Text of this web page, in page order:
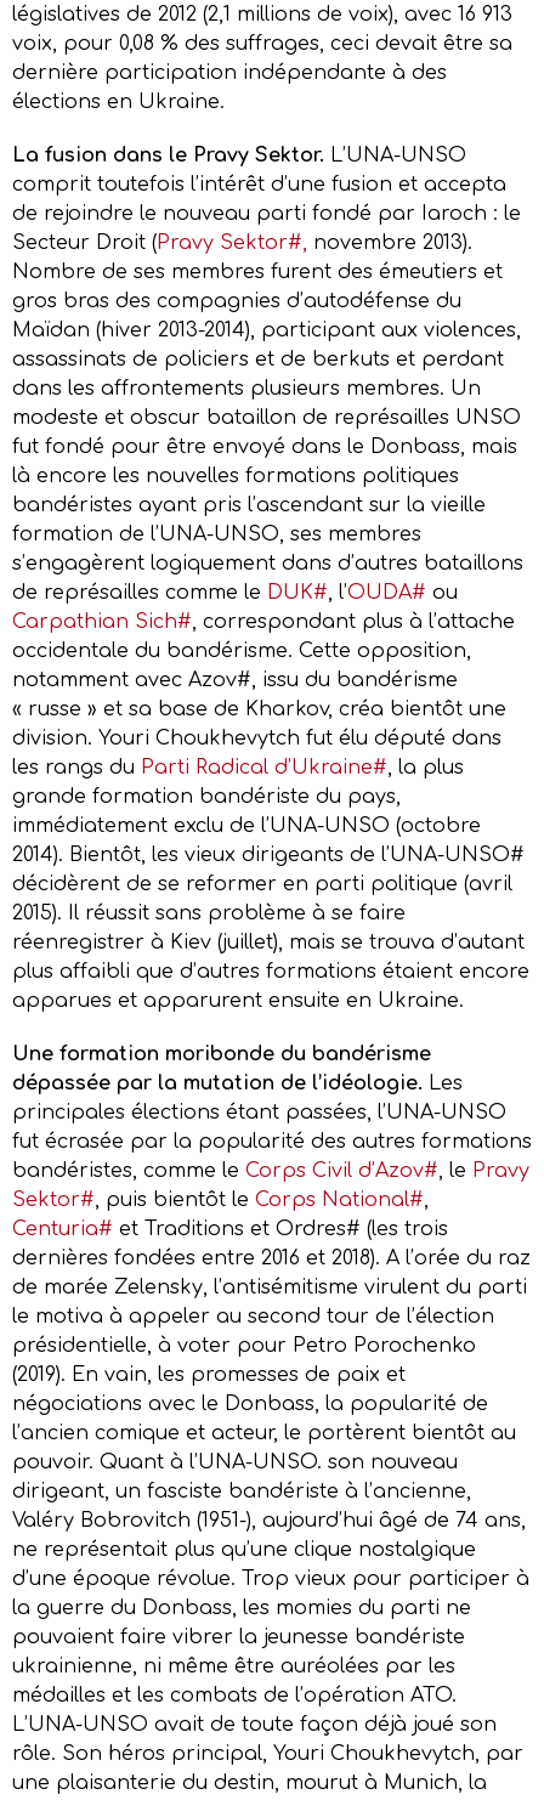
législatives de 2012 (2,1 millions de voix), avec 16 913
voix, pour 0,08 % des suffrages, ceci devait être sa
dernière participation indépendante à des
élections en Ukraine.
La fusion dans le Pravy Sektor. L’UNA-UNSO
comprit toutefois l’intérêt d’une fusion et accepta
de rejoindre le nouveau parti fondé par Iaroch : le
Secteur Droit (Pravy Sektor#,
novembre 2013).
Nombre de ses membres furent des émeutiers et
gros bras des compagnies d’autodéfense du
Maïdan (hiver 2013-2014), participant aux violences,
assassinats de policiers et de berkuts et perdant
dans les affrontements plusieurs membres. Un
modeste et obscur bataillon de représailles UNSO
fut fondé pour être envoyé dans le Donbass, mais
là encore les nouvelles formations politiques
bandéristes ayant pris l’ascendant sur la vieille
formation de l’UNA-UNSO, ses membres
s’engagèrent logiquement dans d’autres bataillons
de représailles comme le DUK# , l’OUDA# ou
Carpathian Sich# , correspondant plus à l’attache
occidentale du bandérisme. Cette opposition,
notamment avec Azov#, issu du bandérisme
« russe » et sa base de Kharkov, créa bientôt une
division. Youri Choukhevytch fut élu député dans
les rangs du Parti Radical d’Ukraine# , la plus
grande formation bandériste du pays,
immédiatement exclu de l’UNA-UNSO (octobre
2014). Bientôt, les vieux dirigeants de l’UNA-UNSO#
décidèrent de se reformer en parti politique (avril
2015). Il réussit sans problème à se faire
réenregistrer à Kiev (juillet), mais se trouva d’autant
plus affaibli que d’autres formations étaient encore
apparues et apparurent ensuite en Ukraine.
Une formation moribonde du bandérisme
dépassée par la mutation de l’idéologie. Les
principales élections étant passées, l’UNA-UNSO
fut écrasée par la popularité des autres formations
bandéristes, comme le Corps Civil d’Azov# , le Pravy
Sektor# , puis bientôt le Corps National#
Centuria# et Traditions et Ordres# (les trois
dernières fondées entre 2016 et 2018). A l’orée du raz
de marée Zelensky, l’antisémitisme virulent du parti
le motiva à appeler au second tour de l’élection
présidentielle, à voter pour Petro Porochenko
(2019). En vain, les promesses de paix et
négociations avec le Donbass, la popularité de
l’ancien comique et acteur, le portèrent bientôt au
pouvoir. Quant à l’UNA-UNSO. son nouveau
dirigeant, un fasciste bandériste à l’ancienne,
Valéry Bobrovitch (1951-), aujourd’hui âgé de 74 ans,
ne représentait plus qu’une clique nostalgique
d’une époque révolue. Trop vieux pour participer à
la guerre du Donbass, les momies du parti ne
pouvaient faire vibrer la jeunesse bandériste
ukrainienne, ni même être auréolées par les
médailles et les combats de l’opération ATO.
L’UNA-UNSO avait de toute façon déjà joué son
rôle. Son héros principal, Youri Choukhevytch, par
une plaisanterie du destin, mourut à Munich, la